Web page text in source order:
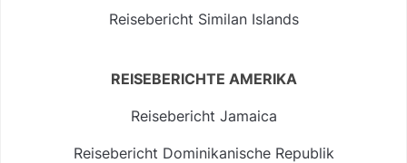
Reisebericht Similan Islands
REISEBERICHTE AMERIKA
Reisebericht Jamaica
Reisebericht Dominikanische Republik